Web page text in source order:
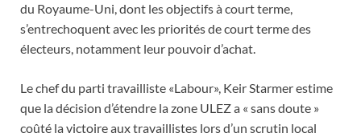
du Royaume-Uni, dont les objectifs à court terme,
s’entrechoquent avec les priorités de court terme des
électeurs, notamment leur pouvoir d’achat.
Le chef du parti travailliste «Labour», Keir Starmer estime
que la décision d’étendre la zone ULEZ a « sans doute »
coûté la victoire aux travaillistes lors d’un scrutin local